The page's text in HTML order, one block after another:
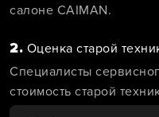
салоне CAIMAN.
2. Оценка старой
Специалисты
стоимость старой